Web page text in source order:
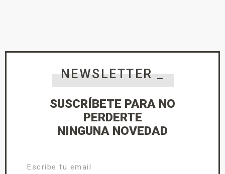
NEWSLETTER _
SUSCRÍBETE PARA NO
PERDERTE
NINGUNA NOVEDAD